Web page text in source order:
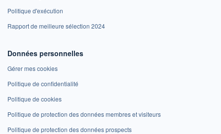
Politique d'exécution
Rapport de meilleure sélection 2024
Données personnelles
Gérer mes cookies
Politique de confidentialité
Politique de cookies
Politique de protection des données membres et visiteurs
Politique de protection des données prospects